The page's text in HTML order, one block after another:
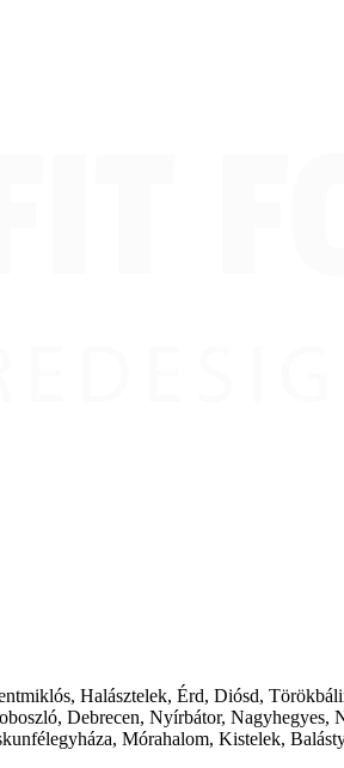
Halásztelek, Érd, Diósd,
Debrecen, Nyírbátor,
Mórahalom, Kistelek,